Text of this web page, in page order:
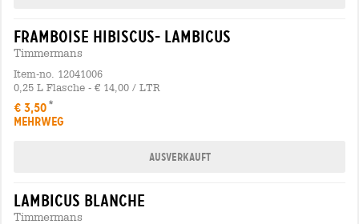
framboise hibiscus- lambicus
Timmermans
Item-no. 12041006
0,25 L Flasche - € 14,00 / LTR
€ 3,50
MEHRWEG
Ausverkauft
lambicus blanche
Timmermans